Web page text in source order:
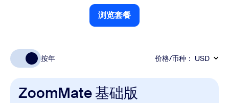
浏览套餐
浏览套餐
按年 价格/币种： USD
ZoomMate 基础版